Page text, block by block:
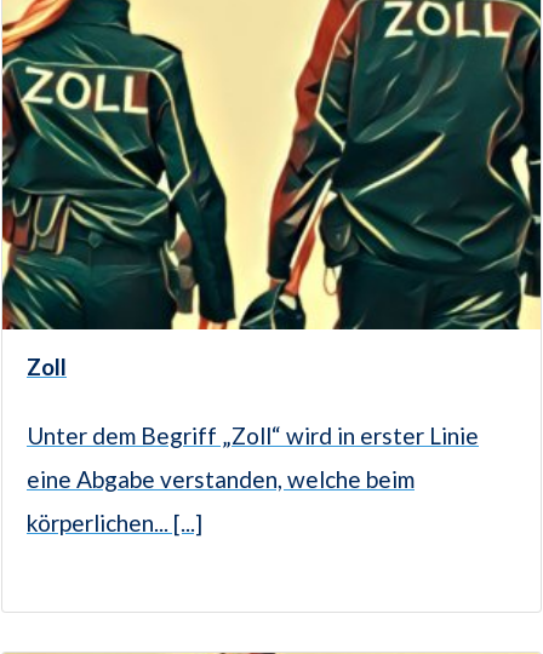
Zoll
Unter dem Begriff „Zoll“ wird in erster Linie
eine Abgabe verstanden, welche beim
körperlichen... [...]